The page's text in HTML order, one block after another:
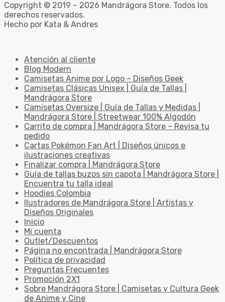
Copyright © 2019 – 2026 Mandrágora Store. Todos los
derechos reservados.
Hecho por Kata & Andres
Atención al cliente
Blog Modern
Camisetas Anime por Logo – Diseños Geek
Camisetas Clásicas Unisex | Guía de Tallas |
Mandrágora Store
Camisetas Oversize | Guía de Tallas y Medidas |
Mandrágora Store | Streetwear 100% Algodón
Carrito de compra | Mandrágora Store – Revisa tu
pedido
Cartas Pokémon Fan Art | Diseños únicos e
ilustraciones creativas
Finalizar compra | Mandrágora Store
Guía de tallas buzos sin capota | Mandrágora Store |
Encuentra tu talla ideal
Hoodies Colombia
Ilustradores de Mandrágora Store | Artistas y
Diseños Originales
Inicio
Mi cuenta
Outlet/Descuentos
Página no encontrada | Mandrágora Store
Política de privacidad
Preguntas Frecuentes
Promoción 2X1
Sobre Mandrágora Store | Camisetas y Cultura Geek
de Anime y Cine